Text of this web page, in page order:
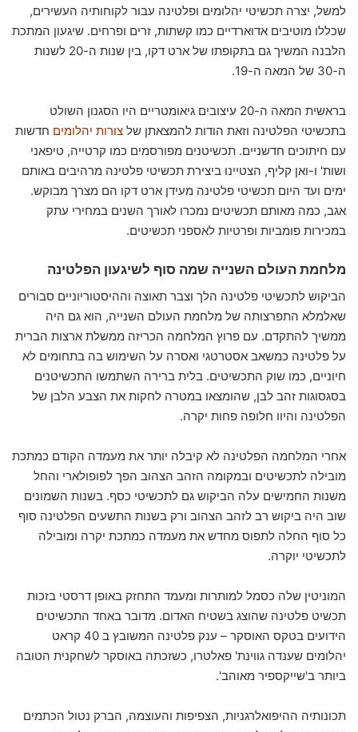
למשל, יצרה תכשיטי יהלומים ופלטינה עבור לקוחותיה העשירים,
שכללו מוטיבים אדוארדיים כמו קשתות, זרים ופרחים. שיגעון המתכת
הלבנה המשיך גם בתקופתו של ארט דקו, בין שנות ה-20 לשנות
ה-30 של המאה ה-19.
בראשית המאה ה-20 עיצובים גיאומטריים היו הסגנון השולט
בתכשיטי הפלטינה וזאת הודות להמצאתן של צורות יהלומים חדשות
עם חיתוכים חדשניים. תכשיטנים מפורסמים כמו קרטייה, טיפאני
ושות' ו-ואן קליף, הצטיינו ביצירת תכשיטי פלטינה מרהיבים באותם
ימים ועד היום תכשיטי פלטינה מעידן ארט דקו הם מצרך מבוקש.
אגב, כמה מאותם תכשיטים נמכרו לאורך השנים במחירי עתק
במכירות פומביות ופרטיות לאספני תכשיטים.
מלחמת העולם השנייה שמה סוף לשיגעון הפלטינה
הביקוש לתכשיטי פלטינה הלך וצבר תאוצה וההיסטוריוניים סבורים
שאלמלא התפרצותה של מלחמת העולם השנייה, הוא גם היה
ממשיך להתקדם. עם פרוץ המלחמה הכריזה ממשלת ארצות הברית
על פלטינה כמשאב אסטרטגי ואסרה על השימוש בה בתחומים לא
חיוניים, כמו שוק התכשיטים. בלית ברירה השתמשו התכשיטנים
בסגסוגות זהב לבן, שהומצאו במטרה לחקות את הצבע הלבן של
הפלטינה והיוו חלופה פחות יקרה.
אחרי המלחמה הפלטינה לא קיבלה יותר את מעמדה הקודם כמתכת
מובילה לתכשיטים ובמקומה הזהב הצהוב הפך לפופולארי והחל
משנות החמישים עלה הביקוש גם לתכשיטי כסף. בשנות השמונים
שוב היה ביקוש רב לזהב הצהוב ורק בשנות התשעים הפלטינה סוף
כל סוף החלה לתפוס מחדש את מעמדה כמתכת יקרה ומובילה
לתכשיטי יוקרה.
המוניטין שלה כסמל למותרות ומעמד התחזק באופן דרסטי בזכות
תכשיט פלטינה שהוצג בשטיח האדום. מדובר באחד התכשיטים
הידועים בטקס האוסקר – ענק פלטינה המשובץ ב 40 קראט
יהלומים שענדה גווינת' פאלטרו, כשזכתה באוסקר לשחקנית הטובה
ביותר ב'שייקספיר מאוהב'.
תכונותיה ההיפואלרגניות, הצפיפות והעוצמה, הברק נטול הכתמים